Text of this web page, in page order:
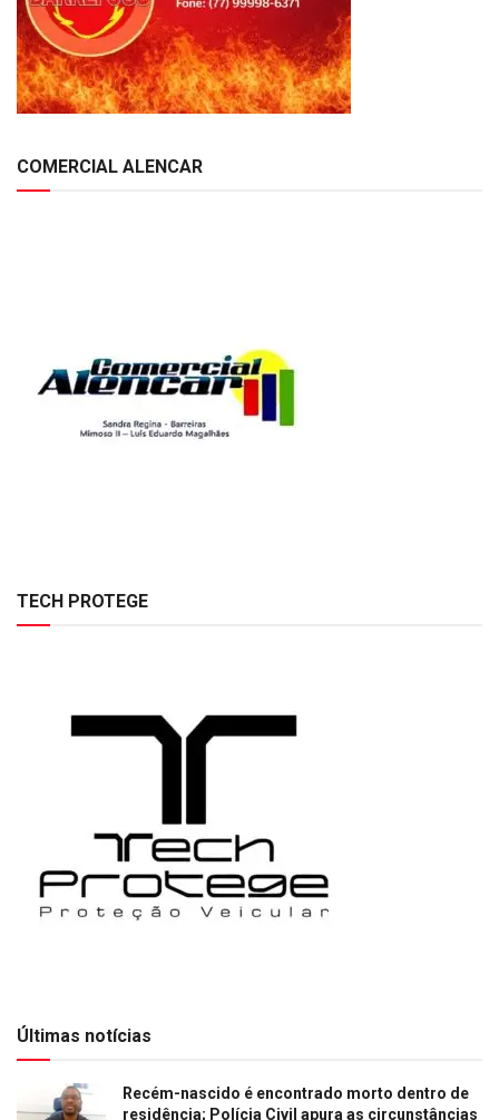
COMERCIAL ALENCAR
TECH PROTEGE
Últimas notícias
Recém-nascido é encontrado morto dentro de
residência; Polícia Civil apura as circunstâncias